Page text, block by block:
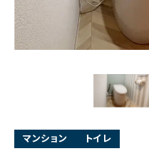
マンション トイレ